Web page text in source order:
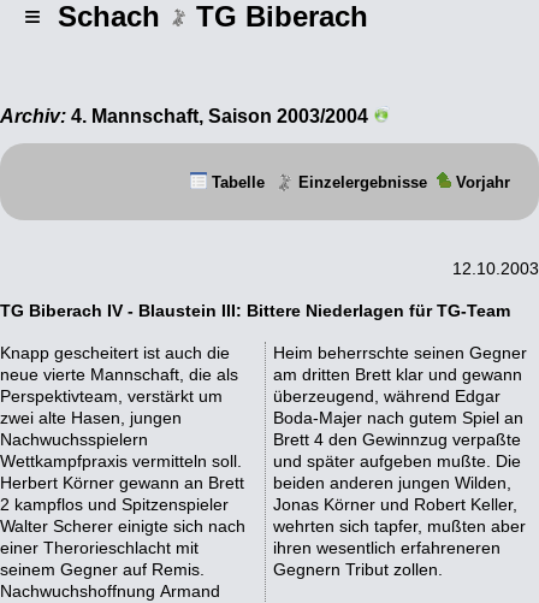
≡ Schach TG Biberach
Archiv: 4. Mannschaft, Saison 2003/2004
Tabelle Einzelergebnisse Vorjahr
12.10.2003
TG Biberach IV - Blaustein III: Bittere Niederlagen für TG-Team
Knapp gescheitert ist auch die
neue vierte Mannschaft, die als
Perspektivteam, verstärkt um
zwei alte Hasen, jungen
Nachwuchsspielern
Wettkampfpraxis vermitteln soll.
Herbert Körner gewann an Brett
2 kampflos und Spitzenspieler
Walter Scherer einigte sich nach
einer Therorieschlacht mit
seinem Gegner auf Remis.
Nachwuchshoffnung Armand
Heim beherrschte seinen Gegner
am dritten Brett klar und gewann
überzeugend, während Edgar
Boda-Majer nach gutem Spiel an
Brett 4 den Gewinnzug verpaßte
und später aufgeben mußte. Die
beiden anderen jungen Wilden,
Jonas Körner und Robert Keller,
wehrten sich tapfer, mußten aber
ihren wesentlich erfahreneren
Gegnern Tribut zollen.